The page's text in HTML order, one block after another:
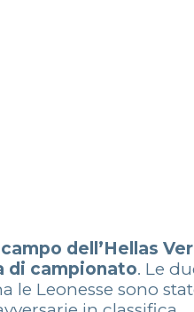
dell’Hellas
di campionato. Le
le Leonesse sono